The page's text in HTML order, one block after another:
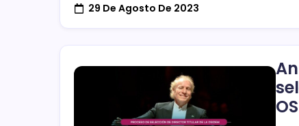
29 De Agosto De 2023